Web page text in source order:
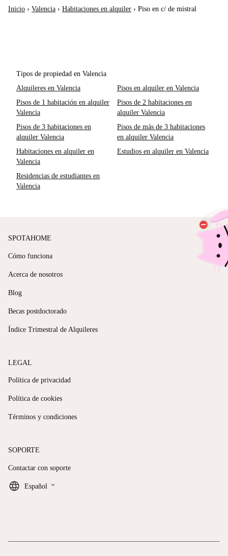
Inicio › Valencia › Habitaciones en alquiler › Piso en c/ de mistral
Tipos de propiedad en Valencia
Alquileres en Valencia
Pisos en alquiler en Valencia
Pisos de 1 habitación en alquiler
Valencia
Pisos de 2 habitaciones en
alquiler Valencia
Pisos de 3 habitaciones en
alquiler Valencia
Pisos de más de 3 habitaciones
en alquiler Valencia
Habitaciones en alquiler en
Valencia
Estudios en alquiler en Valencia
Residencias de estudiantes en
Valencia
SPOTAHOME
Cómo funciona
Acerca de nosotros
Blog
Becas postdoctorado
Índice Trimestral de Alquileres
LEGAL
Política de privacidad
Política de cookies
Términos y condiciones
SOPORTE
Contactar con soporte
Español keyboard_arrow_down